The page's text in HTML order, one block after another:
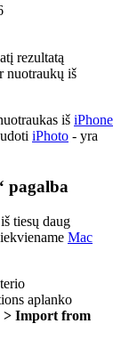
rezultatą
nuotraukų iš
iš iPhone
iPhoto - yra
pagalba
tiesų daug
Mac
aplanko
> Import from